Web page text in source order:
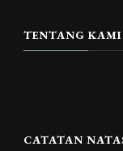
TENTANG KAMI
CATATAN